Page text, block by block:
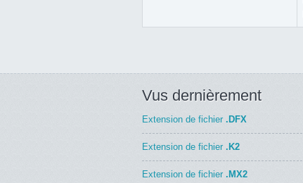
Vus dernièrement
Extension de fichier .DFX
Extension de fichier .K2
Extension de fichier .MX2